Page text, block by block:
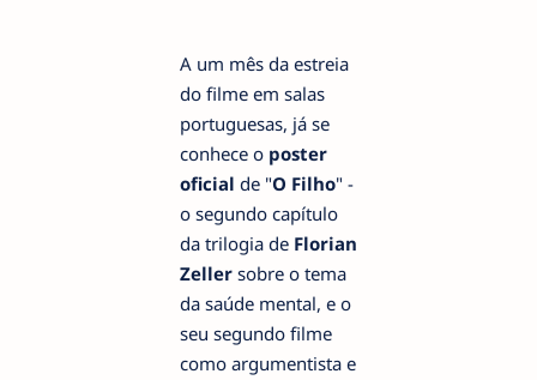
A um mês da estreia
do filme em salas
portuguesas, já se
conhece o poster
oficial de "O Filho" -
o segundo capítulo
da trilogia de Florian
Zeller sobre o tema
da saúde mental, e o
seu segundo filme
como argumentista e